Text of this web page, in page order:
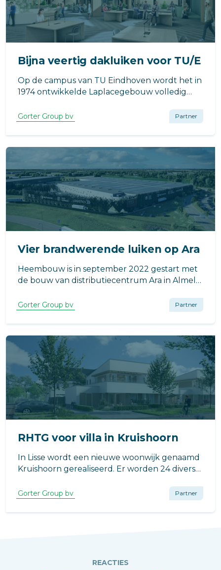
Bijna veertig dakluiken voor TU/E
Op de campus van TU Eindhoven wordt het in
1974 ontwikkelde Laplacegebouw volledig
Gorter Group bv Partner
Vier brandwerende luiken op Ara
Heembouw is in september 2022 gestart met
de bouw van distributiecentrum Ara in Almelo.
verantwoordelijk voor het ontwerp dat
Gorter Group bv Partner
RHTG voor villa in Kruishoorn
In Lisse wordt een nieuwe woonwijk genaamd
Kruishoorn gerealiseerd. Er worden 24 diverse
kapwoningen en eengezinswoningen.
Gorter Group bv Partner
REACTIES